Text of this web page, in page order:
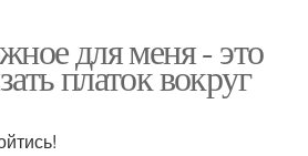
для меня - это
платок вокруг